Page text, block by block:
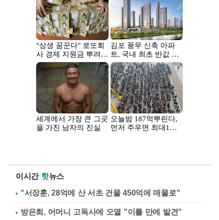
이시간 핫뉴스
"서장훈, 28억에 산 서초 건물 450억에 매물로"
방은희, 어머니 고독사에 오열 "이틀 만에 발견"